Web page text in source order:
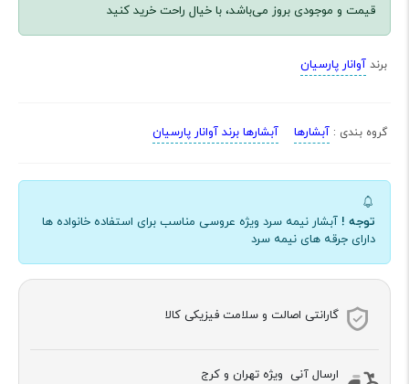
قیمت و موجودی بروز می‌باشد، با خیال راحت خرید کنید
برند آوانار پارسیان
گروه بندی : آبشارها آبشارها برند آوانار پارسیان
توجه ! آبشار نیمه سرد ویژه عروسی مناسب برای استفاده خانواده ها
دارای جرقه های نیمه سرد
گارانتی اصالت و سلامت فیزیکی کالا
ارسال آنی ویژه تهران و کرج